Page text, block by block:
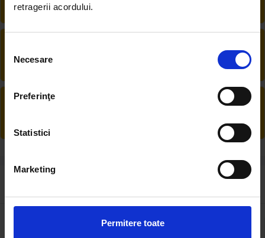
retragerii acordului.
consimțământului
Necesare
Preferinţe
Statistici
Marketing
Permitere toate
produsele de care ai nevoie fără griji
La livrare, verifici produsele împreună cu
șoferul înainte de a face plata
5